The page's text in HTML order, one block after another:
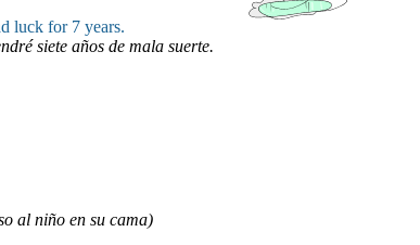
luck for 7 years.
siete años de mala suerte.
al niño en su cama)